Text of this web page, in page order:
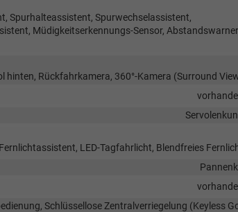
Spurhalteassistent, Spurwechselassistent,
Müdigkeitserkennungs-Sensor,
hinten, Rückfahrkamera, 360°-Kamera (Surround
LED-Tagfahrlicht, Blendfreies
Schlüssellose Zentralverriegelung (Keyless